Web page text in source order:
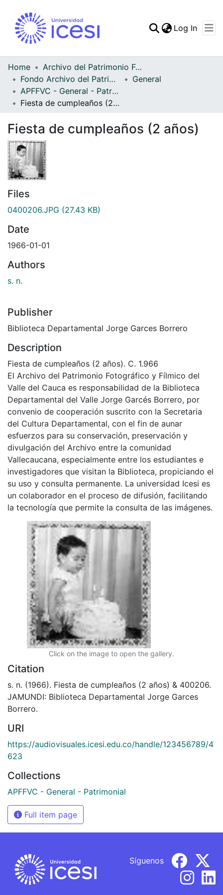
Statistics
Log In
Home
Archivo del Patrimonio Fotográfico y Fílmico del Valle del Cauca
Fondo Archivo del Patrimonio Fotográfico y Fílmico del Valle del Cauca
General
APFFVC - General - Patrimonial
Fiesta de cumpleaños (2 años)
Fiesta de cumpleaños (2 años)
Files
0400206.JPG (27.43 KB)
Date
1966-01-01
Authors
s. n.
Publisher
Biblioteca Departamental Jorge Garces Borrero
Description
Fiesta de cumpleaños (2 años). C. 1.966
El Archivo del Patrimonio Fotográfico y Fílmico del
Valle del Cauca es responsabilidad de la Biblioteca
Departamental del Valle Jorge Garcés Borrero, por
convenio de cooperación suscrito con la Secretaria
del Cultura Departamental, con el fin de aunar
esfuerzos para su conservación, preservación y
divulgación del Archivo entre la comunidad
Vallecaucana, especialmente entre los estudiantes e
investigadores que visitan la Biblioteca, propiciando el
su uso y consulta permanente. La universidad Icesi es
un colaborador en el proceso de difusión, facilitando
la tecnología que permite la consulta de las imágenes.
Click on the image to open the gallery.
Citation
s. n. (1966). Fiesta de cumpleaños (2 años) & 400206.
JAMUNDI: Biblioteca Departamental Jorge Garces
Borrero.
URI
https://audiovisuales.icesi.edu.co/handle/123456789/4
623
Collections
APFFVC - General - Patrimonial
Full item page
Síguenos